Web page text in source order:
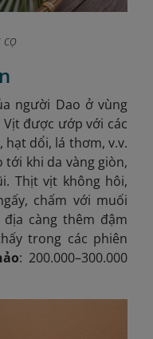
cọ
người Dao ở vùng
Vịt được ướp với các
dổi, lá thơm, v.v.
khi da vàng giòn,
Thịt vịt không hôi,
chấm với muối
càng thêm đậm
trong các phiên
: 200.000–300.000